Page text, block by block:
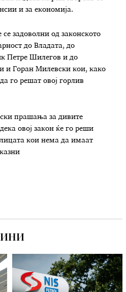
и за економија.
се задоволни од законското
до Владата, до
Петре Шилегов и до
и Горан Милевски кои, како
го решат овој горлив
прашања за дивите
овој закон ќе го реши
кои нема да имаат